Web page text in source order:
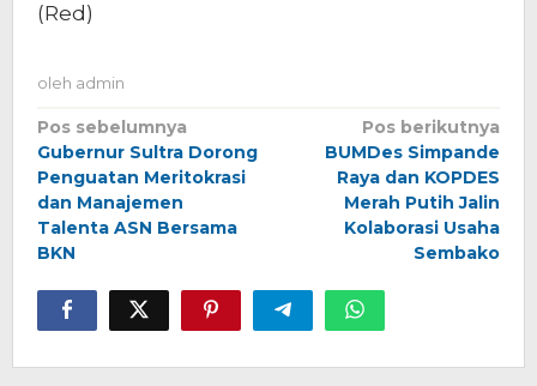
(Red)
oleh admin
Navigasi
pos
Pos sebelumnya
Gubernur Sultra Dorong
Penguatan Meritokrasi
dan Manajemen
Talenta ASN Bersama
BKN
Pos berikutnya
BUMDes Simpande
Raya dan KOPDES
Merah Putih Jalin
Kolaborasi Usaha
Sembako